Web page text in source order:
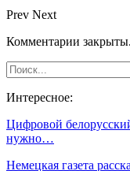
Prev Next
Комментарии закрыты.
Интересное:
Цифровой
нужно…
Немецкая газета